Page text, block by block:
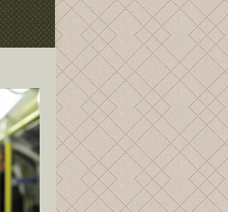
К самым
материалам,
для...